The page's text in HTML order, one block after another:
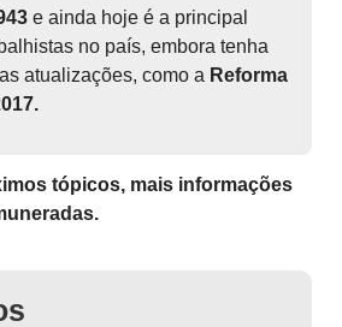
e ainda hoje é a principal
no país, embora tenha
atualizações, como a Reforma
tópicos, mais informações